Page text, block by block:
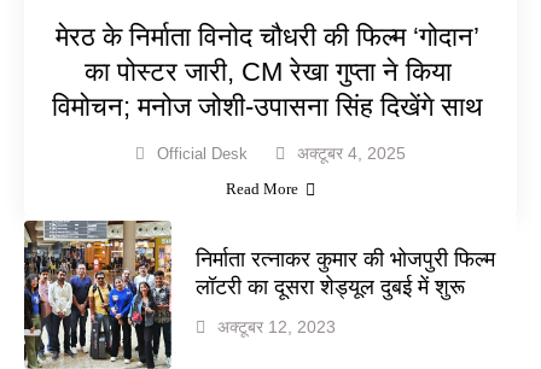
मेरठ के निर्माता विनोद चौधरी की फिल्म ‘गोदान’
का पोस्टर जारी, CM रेखा गुप्ता ने किया
विमोचन; मनोज जोशी-उपासना सिंह दिखेंगे साथ
Official Desk अक्टूबर 4, 2025
Read More
निर्माता रत्नाकर कुमार की भोजपुरी फिल्म
लॉटरी का दूसरा शेड्यूल दुबई में शुरू
अक्टूबर 12, 2023